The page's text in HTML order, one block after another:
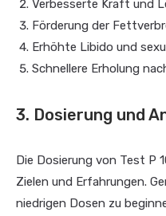
Verbesserte Kraft und
Förderung der
Erhöhte Libido und
Schnellere Erholung
3. Dosierung und
Die Dosierung von Test P
Zielen und Erfahrungen.
niedrigen Dosen zu